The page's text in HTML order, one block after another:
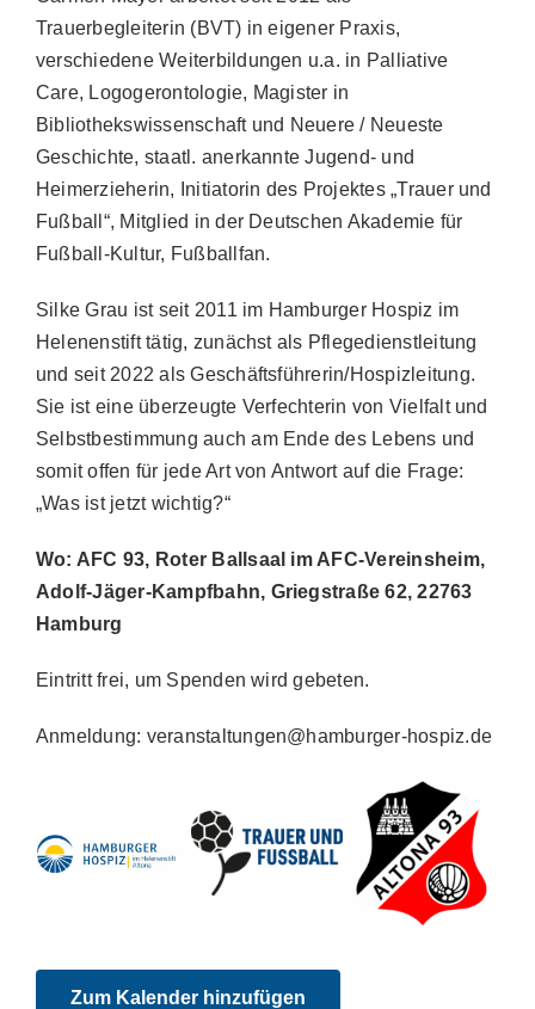
Trauerbegleiterin (BVT) in eigener Praxis,
verschiedene Weiterbildungen u.a. in Palliative
Care, Logogerontologie, Magister in
Bibliothekswissenschaft und Neuere / Neueste
Geschichte, staatl. anerkannte Jugend- und
Heimerzieherin, Initiatorin des Projektes „Trauer und
Fußball“, Mitglied in der Deutschen Akademie für
Fußball-Kultur, Fußballfan.
Silke Grau ist seit 2011 im Hamburger Hospiz im
Helenenstift tätig, zunächst als Pflegedienstleitung
und seit 2022 als Geschäftsführerin/Hospizleitung.
Sie ist eine überzeugte Verfechterin von Vielfalt und
Selbstbestimmung auch am Ende des Lebens und
somit offen für jede Art von Antwort auf die Frage:
„Was ist jetzt wichtig?“
Wo: AFC 93, Roter Ballsaal im AFC-Vereinsheim,
Adolf-Jäger-Kampfbahn, Griegstraße 62, 22763
Hamburg
Eintritt frei, um Spenden wird gebeten.
Anmeldung: veranstaltungen@hamburger-hospiz.de
Zum Kalender hinzufügen